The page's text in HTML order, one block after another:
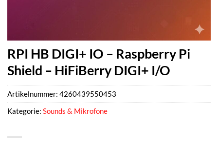
RPI HB DIGI+ IO – Raspberry Pi
Shield – HiFiBerry DIGI+ I/O
Artikelnummer: 4260439550453
Kategorie: Sounds & Mikrofone